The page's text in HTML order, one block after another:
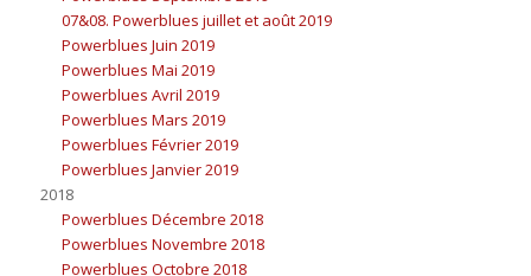
07&08. Powerblues juillet et août 2019
Powerblues Juin 2019
Powerblues Mai 2019
Powerblues Avril 2019
Powerblues Mars 2019
Powerblues Février 2019
Powerblues Janvier 2019
2018
Powerblues Décembre 2018
Powerblues Novembre 2018
Powerblues Octobre 2018